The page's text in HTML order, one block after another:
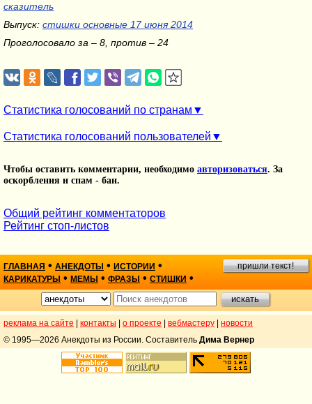
сказитель
Выпуск: стишки основные 17 июня 2014
Проголосовало за – 8, против – 24
Статистика голосований по странам
Статистика голосований пользователей
Чтобы оставить комментарии, необходимо авторизоваться. За
оскорбления и спам - бан.
Общий рейтинг комментаторов
Рейтинг стоп-листов
ГЛАВНАЯ • АНЕКДОТЫ • ИСТОРИИ •
КАРИКАТУРЫ • МЕМЫ • ФРАЗЫ • СТИШКИ •
пришли текст!
реклама на сайте контакты о проекте вебмастеру
новости
© 1995—2026 Анекдоты из России. Составитель Дима Вернер